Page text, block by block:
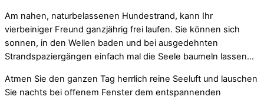
Am nahen, naturbelassenen Hundestrand, kann Ihr
vierbeiniger Freund ganzjährig frei laufen. Sie können sich
sonnen, in den Wellen baden und bei ausgedehnten
Strandspaziergängen einfach mal die Seele baumeln lassen…
Atmen Sie den ganzen Tag herrlich reine Seeluft und lauschen
Sie nachts bei offenem Fenster dem entspannenden